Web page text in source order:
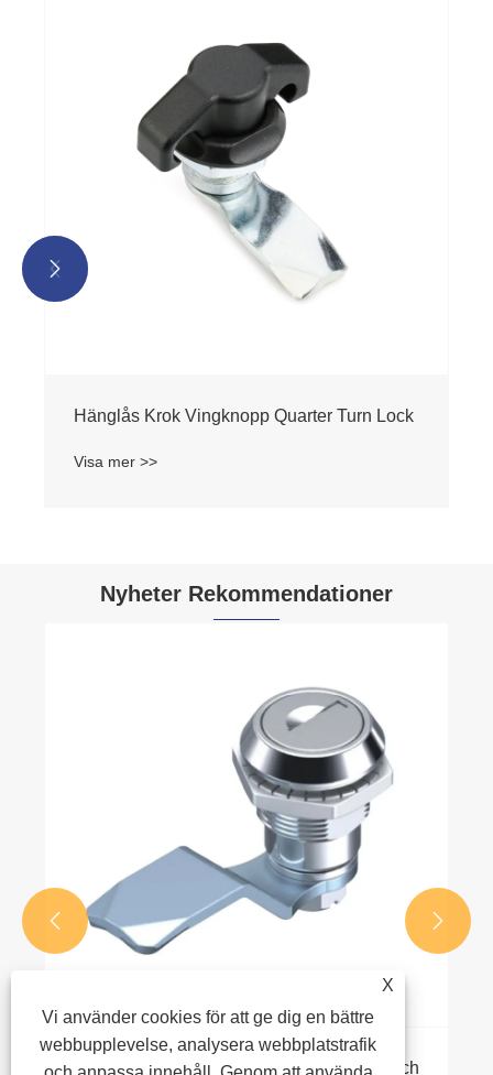
Hänglås Krok Vingknopp Quarter Turn Lock
Visa mer >>


Nyheter Rekommendationer
Hur förbättrar ett kvartsvarvslås säkerhet och
 
X
Vi använder cookies för att ge dig en bättre
webbupplevelse, analysera webbplatstrafik